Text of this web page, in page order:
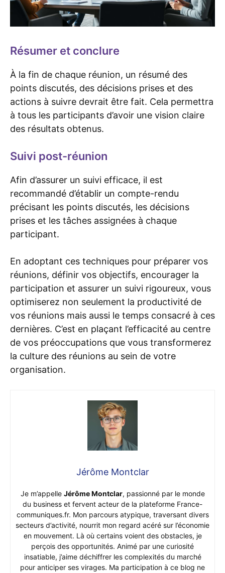
Résumer et conclure
À la fin de chaque réunion, un résumé des
points discutés, des décisions prises et des
actions à suivre devrait être fait. Cela permettra
à tous les participants d’avoir une vision claire
des résultats obtenus.
Suivi post-réunion
Afin d’assurer un suivi efficace, il est
recommandé d’établir un compte-rendu
précisant les points discutés, les décisions
prises et les tâches assignées à chaque
participant.
En adoptant ces techniques pour préparer vos
réunions, définir vos objectifs, encourager la
participation et assurer un suivi rigoureux, vous
optimiserez non seulement la productivité de
vos réunions mais aussi le temps consacré à ces
dernières. C’est en plaçant l’efficacité au centre
de vos préoccupations que vous transformerez
la culture des réunions au sein de votre
organisation.
Jérôme Montclar
Je m’appelle Jérôme Montclar, passionné par le monde
du business et fervent acteur de la plateforme France-
communiques.fr. Mon parcours atypique, traversant divers
secteurs d’activité, nourrit mon regard acéré sur l’économie
en mouvement. Là où certains voient des obstacles, je
perçois des opportunités. Animé par une curiosité
insatiable, j’aime déchiffrer les complexités du marché
pour anticiper ses virages. Ma participation à ce blog ne